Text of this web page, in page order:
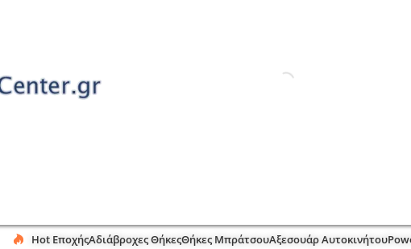
Hot ΕποχήςΑδιάβροχες ΘήκεςΘήκες ΜπράτσουΑξεσουάρ Αυτοκινήτου